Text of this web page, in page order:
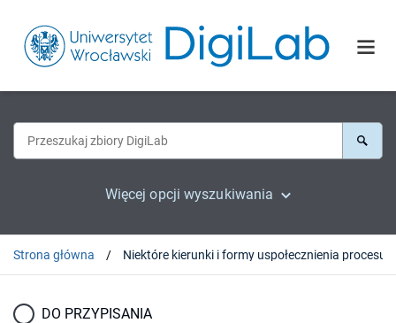
Więcej opcji wyszukiwania
Strona główna
DO PRZYPISANIA